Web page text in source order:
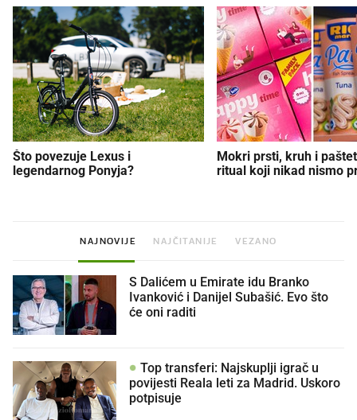
Što povezuje Lexus i
legendarnog Ponyja?
Mokri prsti, kruh i
ritual koji nikad nismo
NAJNOVIJE NAJČITANIJE VEZANO
S Dalićem u Emirate idu Branko
Ivanković i Danijel Subašić. Evo što
će oni raditi
Top transferi: Najskuplji igrač u
povijesti Reala leti za Madrid. Uskoro
potpisuje